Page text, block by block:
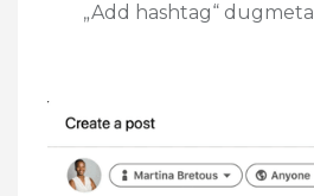
„Add hashtag“ dugmeta